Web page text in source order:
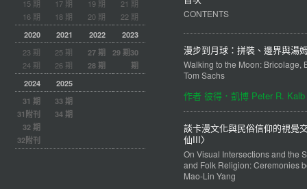
15 期
16 期
17 期
18 期
19 期
20 期
21 期
22 期
2020 2021 2022 2023
23 期
24 期
25 期
26 期
27 期
28 期
29 期 30
期
2024
2025
31 期
31附刊
32 期
32附刊
33 期
34 期
CONTENTS
漫步到月球：拼裝、邊界與湯
Walking to the Moon: Bricolage,
Tom Sachs
作者 彼得．凱博 Peter R. Kalb
談卡漫文化與民俗信仰的視覺
仙III〉
On Visual Intersections and the
and Folk Religion: Ceremonies
Mao-Lin Yang